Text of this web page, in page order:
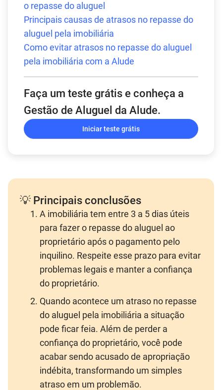
o repasse do aluguel
Principais causas de atrasos no repasse do
aluguel pela imobiliária
Como evitar atrasos no repasse do aluguel
pela imobiliária com a Alude
Faça um teste grátis e conheça a
Gestão de Aluguel da Alude.
Iniciar teste grátis
💡 Principais conclusões
A imobiliária tem entre 3 a 5 dias úteis
para fazer o repasse do aluguel ao
proprietário após o pagamento pelo
inquilino. Respeite esse prazo para evitar
problemas legais e manter a confiança
do proprietário.
Quando acontece um atraso no repasse
do aluguel pela imobiliária a situação
pode ficar feia. Além de perder a
confiança do proprietário, você pode
acabar sendo acusado de apropriação
indébita, transformando um simples
atraso em um problemão.